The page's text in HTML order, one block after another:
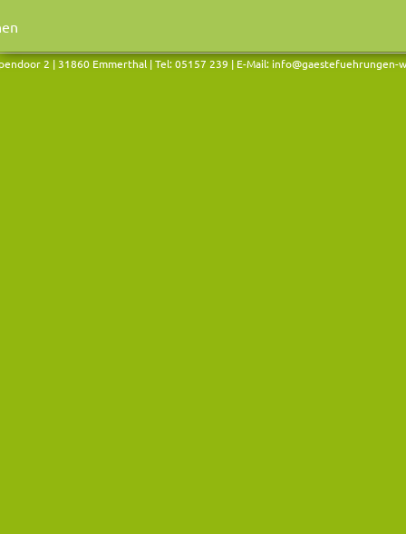
2 | 31860 Emmerthal | Tel: 05157 239 | E-Mail:info@gaestefuehrungen-